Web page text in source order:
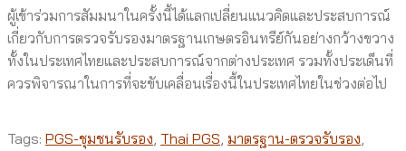
ผู้เข้าร่วมการสัมมนาในครั้งนี้ได้แลกเปลี่ยนแนวคิดและประสบการณ์
เกี่ยวกับการตรวจรับรองมาตรฐานเกษตรอินทรีย์กันอย่างกว้างขวาง
ทั้งในประเทศไทยและประสบการณ์จากต่างประเทศ รวมทั้งประเด็นที่
ควรพิจารณาในการที่จะขับเคลื่อนเรื่องนี้ในประเทศไทยในช่วงต่อไป
Tags: PGS-ชุมชนรับรอง, Thai PGS, มาตรฐาน-ตรวจรับรอง,